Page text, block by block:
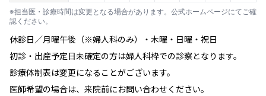
※担当医・診療時間は変更となる場合があります。公式ホームページにてご確
認ください。
休診日／月曜午後（※婦人科のみ）・木曜・日曜・祝日
初診・出産予定日未確定の方は婦人科枠での診察となります。
診療体制表は変更になることがございます。
医師希望の場合は、来院前にお問い合わせください。